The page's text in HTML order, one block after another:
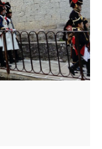
foraine s'installe